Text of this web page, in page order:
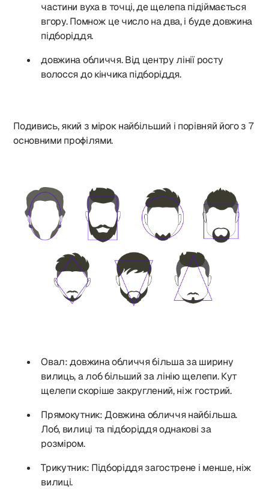
частини вуха в точці, де щелепа підіймається
вгору. Помнож це число на два, і буде довжина
підборіддя.
довжина обличчя. Від центру лінії росту
волосся до кінчика підборіддя.
Подивись, який з мірок найбільший і порівняй його з 7
основними профілями.
Овал: довжина обличчя більша за ширину
вилиць, а лоб більший за лінію щелепи. Кут
щелепи скоріше закруглений, ніж гострий.
Прямокутник: Довжина обличчя найбільша.
Лоб, вилиці та підборіддя однакові за
розміром.
Трикутник: Підборіддя загострене і менше, ніж
вилиці.